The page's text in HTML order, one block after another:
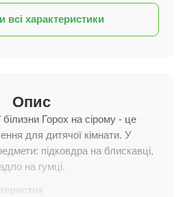
всі характеристики
Опис
білизни Горох на сірому - це
для дитячої кімнати. У
підковдра на блискавці,
на гумці.